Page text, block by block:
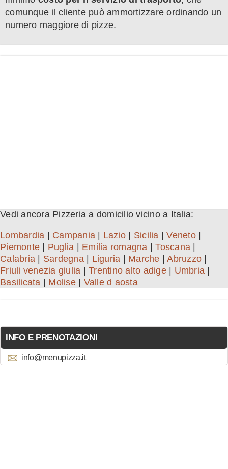
comunque il cliente può ammortizzare ordinando un
numero maggiore di pizze.
Vedi ancora Pizzeria a domicilio vicino a Italia:
Lombardia Campania Lazio Sicilia |Veneto|
Piemonte
Puglia Emilia romagna |Toscana
Calabria
Sardegna| Liguria Marche |Abruzzo
Friuli venezia giulia
Trentino alto adige| Umbria
Basilicata
Molise| Valle d aosta
INFO E PRENOTAZIONI
info@menupizza.it